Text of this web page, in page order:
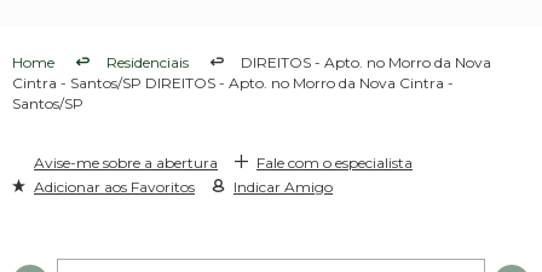
Home Residenciais
DIREITOS - Apto. no Morro da Nova
Cintra - Santos/SP DIREITOS - Apto. no Morro da Nova Cintra -
Santos/SP
Avise-me sobre a abertura
Fale com o especialista
Adicionar aos Favoritos
Indicar Amigo